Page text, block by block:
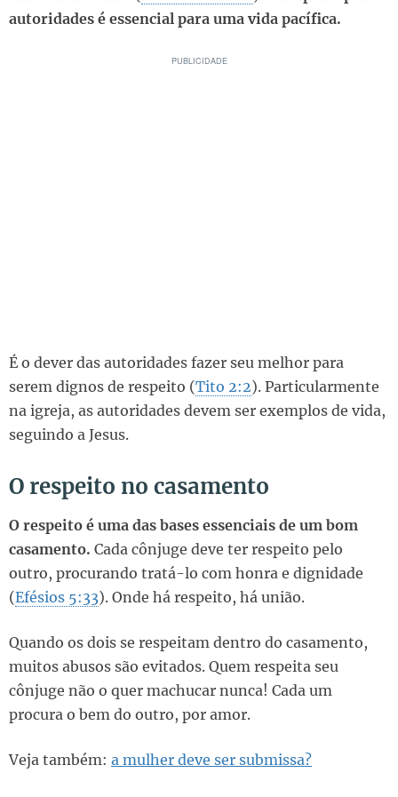
autoridades é essencial para uma vida pacífica.
É o dever das autoridades fazer seu melhor para
serem dignos de respeito (Tito 2:2). Particularmente
na igreja, as autoridades devem ser exemplos de vida,
seguindo a Jesus.
O respeito no casamento
O respeito é uma das bases essenciais de um bom
casamento. Cada cônjuge deve ter respeito pelo
outro, procurando tratá-lo com honra e dignidade
(Efésios 5:33). Onde há respeito, há união.
Quando os dois se respeitam dentro do casamento,
muitos abusos são evitados. Quem respeita seu
cônjuge não o quer machucar nunca! Cada um
procura o bem do outro, por amor.
Veja também: a mulher deve ser submissa?